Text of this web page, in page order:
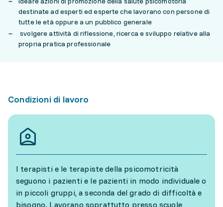
destinate ad esperti ed esperte che lavorano con persone di
tutte le età oppure a un pubblico generale
svolgere attività di riflessione, ricerca e sviluppo relative alla
propria pratica professionale
Condizioni di lavoro
I terapisti e le terapiste della psicomotricità
seguono i pazienti e le pazienti in modo individuale o
in piccoli gruppi, a seconda del grado di difficoltà e
bisogno. Lavorano soprattutto presso scuole